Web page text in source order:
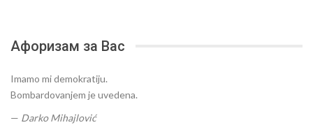
Афоризам за Вас
Imamo mi demokratiju.
Bombardovanjem je uvedena.
— Darko Mihajlović